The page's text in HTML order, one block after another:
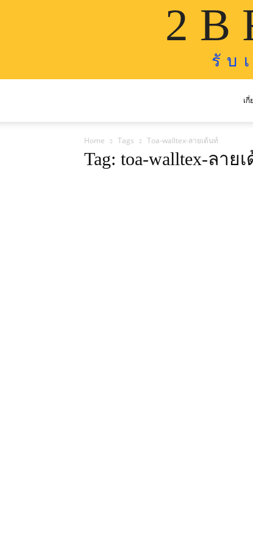
2 B
รั บ
เกี่
Home Tags Toa-walltex-ลายเด้นท์
Tag: toa-walltex-ลาย